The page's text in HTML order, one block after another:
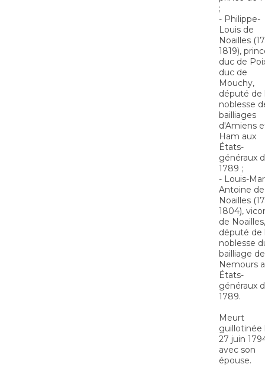
;
- Philippe-
Louis de
Noailles
1819),
duc de
duc de
Mouchy,
député de
noblesse
bailliages
d'Amiens
Ham aux
États-
généraux
1789 ;
- Louis-
Antoine de
Noailles
1804),
de Noailles,
député de
noblesse
bailliage de
Nemours
États-
généraux
1789.
Meurt
guillotinée
27 juin
avec son
épouse.